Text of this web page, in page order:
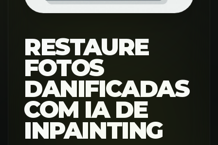
RESTAURE
FOTOS
DANIFICADAS
COM IA DE
INPAINTING